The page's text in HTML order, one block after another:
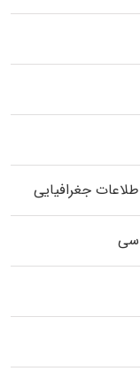
جغرافیایی